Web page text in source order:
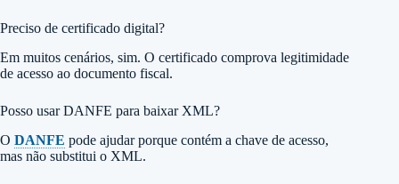
Preciso de certificado digital?
Em muitos cenários, sim. O certificado comprova legitimidade
de acesso ao documento fiscal.
Posso usar DANFE para baixar XML?
O DANFE pode ajudar porque contém a chave de acesso,
mas não substitui o XML.